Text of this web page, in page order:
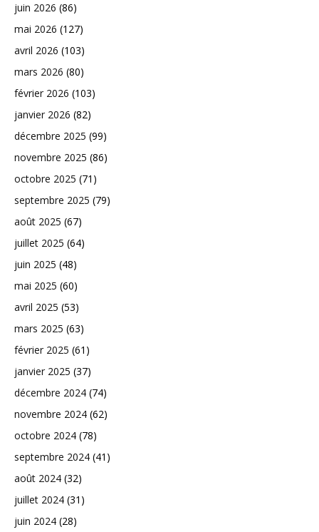
juin 2026 (86)
mai 2026 (127)
avril 2026 (103)
mars 2026 (80)
février 2026 (103)
janvier 2026 (82)
décembre 2025 (99)
novembre 2025 (86)
octobre 2025 (71)
septembre 2025 (79)
août 2025 (67)
juillet 2025 (64)
juin 2025 (48)
mai 2025 (60)
avril 2025 (53)
mars 2025 (63)
février 2025 (61)
janvier 2025 (37)
décembre 2024 (74)
novembre 2024 (62)
octobre 2024 (78)
septembre 2024 (41)
août 2024 (32)
juillet 2024 (31)
juin 2024 (28)